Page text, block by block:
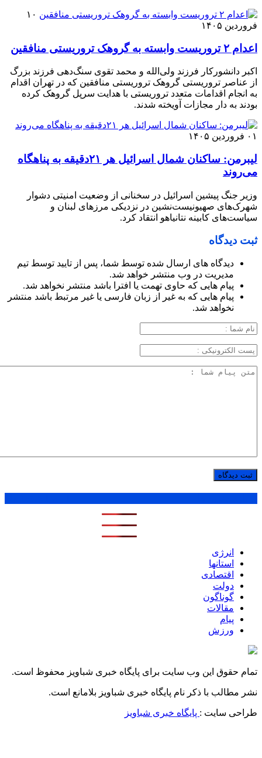
۱۰
فروردین ۱۴۰۵
اعدام ۲ تروریست وابسته به گروهک تروریستی منافقین
اکبر دانشورکار فرزند ولی‌الله و محمد تقوی سنگ‌دهی فرزند بزرگ
از عناصر تروریستی گروهک تروریستی منافقین که در تهران اقدام
به انجام اقدامات متعدد تروریستی با هدایت سرپل گروهک کرده
بودند به دار مجازات آویخته شدند.
۰۱ فروردین ۱۴۰۵
لیبرمن: ساکنان شمال اسرائیل هر ۲۱دقیقه به پناهگاه
می‌روند
وزیر جنگ پیشین اسرائیل در سخنانی از وضعیت امنیتی دشوار
شهرک‌های صهیونیست‌نشین در نزدیکی مرزهای لبنان و
سیاست‌های کابینه نتانیاهو انتقاد کرد.
ثبت دیدگاه
دیدگاه های ارسال شده توسط شما، پس از تایید توسط تیم
مدیریت در وب منتشر خواهد شد.
پیام هایی که حاوی تهمت یا افترا باشد منتشر نخواهد شد.
پیام هایی که به غیر از زبان فارسی یا غیر مرتبط باشد منتشر
نخواهد شد.
انرژی
استانها
اقتصادی
دولت
گوناگون
مقالات
پیام
ورزش
تمام حقوق این وب سایت برای پایگاه خبری شباویز محفوظ است.
نشر مطالب با ذکر نام پایگاه خبری شباویز بلامانع است.
طراحی سایت : پایگاه خبری شباویز